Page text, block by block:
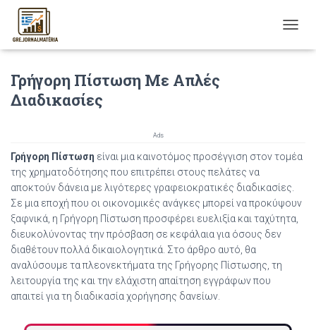
O
I
T
O
Γρήγορη Πίστωση Με Απλές
Διαδικασίες
Ads
Γρήγορη Πίστωση είναι μια καινοτόμος προσέγγιση στον τομέα
της χρηματοδότησης που επιτρέπει στους πελάτες να
αποκτούν δάνεια με λιγότερες γραφειοκρατικές διαδικασίες.
Σε μια εποχή που οι οικονομικές ανάγκες μπορεί να προκύψουν
ξαφνικά, η Γρήγορη Πίστωση προσφέρει ευελιξία και ταχύτητα,
διευκολύνοντας την πρόσβαση σε κεφάλαια για όσους δεν
διαθέτουν πολλά δικαιολογητικά. Στο άρθρο αυτό, θα
αναλύσουμε τα πλεονεκτήματα της Γρήγορης Πίστωσης, τη
λειτουργία της και την ελάχιστη απαίτηση εγγράφων που
απαιτεί για τη διαδικασία χορήγησης δανείων.